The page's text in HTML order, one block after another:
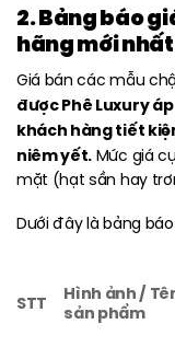
2. Bảng báo
hãng mới
Giá bán các mẫu
được Phê Luxury
khách hàng tiết
niêm yết.Mức giá
mặt (hạt sần hay
Dưới đây là bảng
STT
Hình ảnh /
sản phẩm